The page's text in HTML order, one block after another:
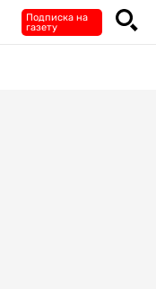
Подписка на
газету